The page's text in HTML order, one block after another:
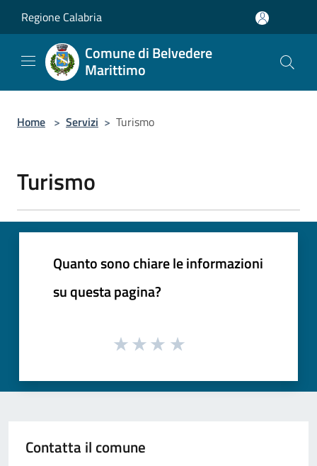
Regione Calabria
Comune di Belvedere
Marittimo
Home > Servizi > Turismo
Turismo
Quanto sono chiare le informazioni
su questa pagina?
Contatta il comune